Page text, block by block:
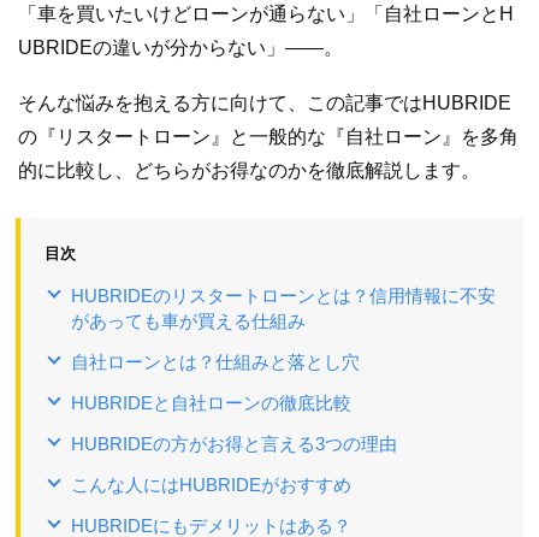
「車を買いたいけどローンが通らない」「自社ローンとH
UBRIDEの違いが分からない」――。
そんな悩みを抱える方に向けて、この記事ではHUBRIDE
の『リスタートローン』と一般的な『自社ローン』を多角
的に比較し、どちらがお得なのかを徹底解説します。
目次
HUBRIDEのリスタートローンとは？信用情報に不安
があっても車が買える仕組み
自社ローンとは？仕組みと落とし穴
HUBRIDEと自社ローンの徹底比較
HUBRIDEの方がお得と言える3つの理由
こんな人にはHUBRIDEがおすすめ
HUBRIDEにもデメリットはある？